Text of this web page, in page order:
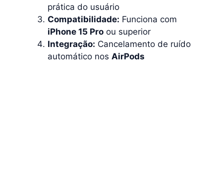
prática do usuário
Compatibilidade: Funciona com
iPhone 15 Pro ou superior
Integração: Cancelamento de ruído
automático nos AirPods